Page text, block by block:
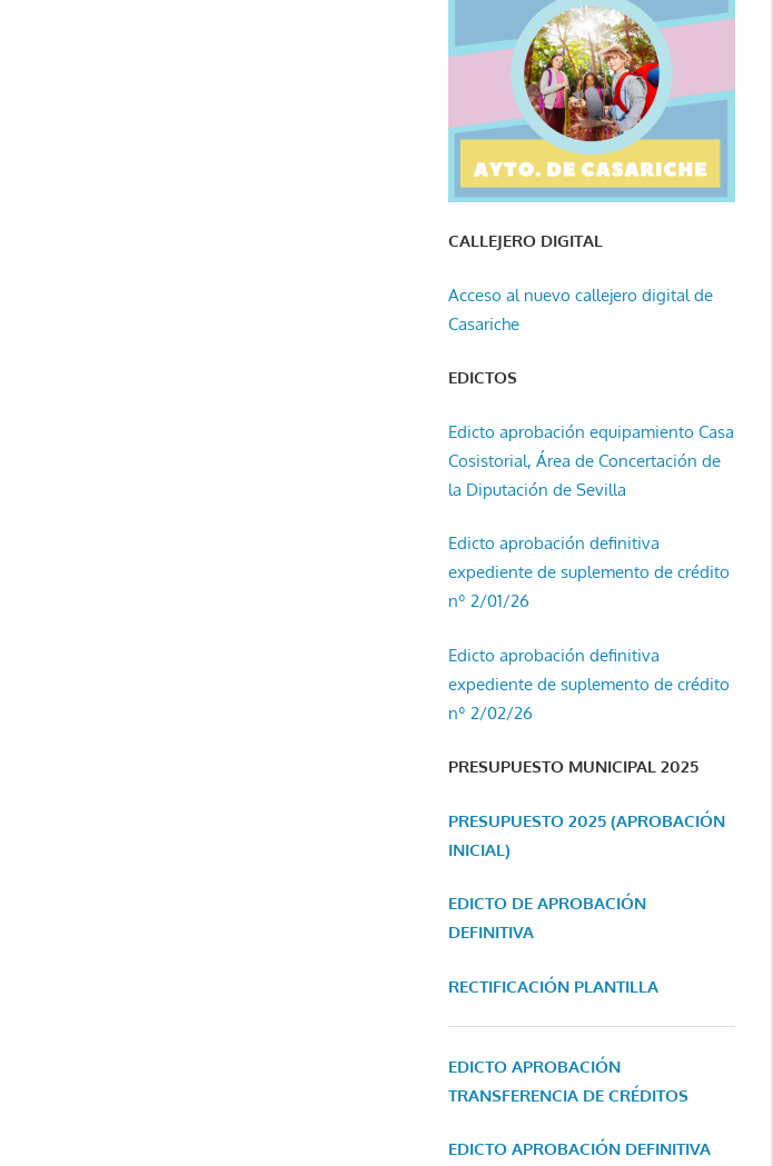
CALLEJERO DIGITAL
Acceso al nuevo callejero digital de
Casariche
EDICTOS
Edicto aprobación equipamiento Casa
Cosistorial, Área de Concertación de
la Diputación de Sevilla
Edicto aprobación definitiva
expediente de suplemento de crédito
nº 2/01/26
Edicto aprobación definitiva
expediente de suplemento de crédito
nº 2/02/26
PRESUPUESTO MUNICIPAL 2025
PRESUPUESTO 2025 (APROBACIÓN
INICIAL)
EDICTO DE APROBACIÓN
DEFINITIVA
RECTIFICACIÓN PLANTILLA
EDICTO APROBACIÓN
TRANSFERENCIA DE CRÉDITOS
EDICTO APROBACIÓN DEFINITIVA